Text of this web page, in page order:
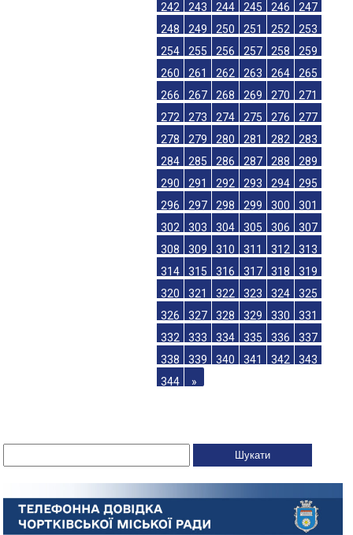
242
243 244 245 246
247
248
249 250 251 252
253
254
255 256 257 258
259
260
261 262 263 264
265
266
267 268 269 270
271
272
273 274 275 276
277
278
279 280 281 282
283
284
285 286 287 288
289
290
291 292 293 294
295
296
297 298 299 300
301
302
303 304 305 306
307
308
309 310 311 312
313
314
315 316 317 318
319
320
321 322 323 324
325
326
327 328 329 330
331
332
333 334 335 336
337
338
339 340 341 342
343
344
»